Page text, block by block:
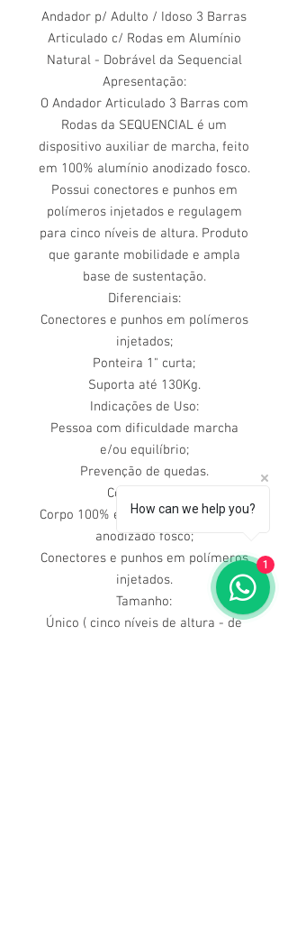
Andador p/ Adulto / Idoso 3 Barras
Articulado c/ Rodas em Alumínio
Natural - Dobrável da Sequencial
Apresentação:
O Andador Articulado 3 Barras com
Rodas da SEQUENCIAL é um
dispositivo auxiliar de marcha, feito
em 100% alumínio anodizado fosco.
Possui conectores e punhos em
polímeros injetados e regulagem
para cinco níveis de altura. Produto
que garante mobilidade e ampla
base de sustentação.
Diferenciais:
Conectores e punhos em polímeros
injetados;
Ponteira 1" curta;
Suporta até 130Kg.
Indicações de Uso:
Pessoa com dificuldade marcha
e/ou equilíbrio;
Prevenção de quedas.
Composição:
Corpo 100% em alumínio estrutural
anodizado fosco;
Conectores e punhos em polímeros
injetados.
Tamanho:
Único ( cinco níveis de altura - de
How can we help you?
1